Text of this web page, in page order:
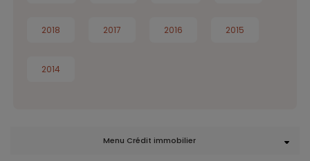
2018 2017 2016 2015
2014
Menu Crédit immobilier